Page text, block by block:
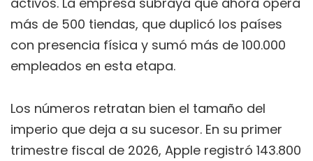
más de 500 tiendas, que duplicó los países
con presencia física y sumó más de 100.000
empleados en esta etapa.
Los números retratan bien el tamaño del
imperio que deja a su sucesor. En su primer
trimestre fiscal de 2026, Apple registró 143.800